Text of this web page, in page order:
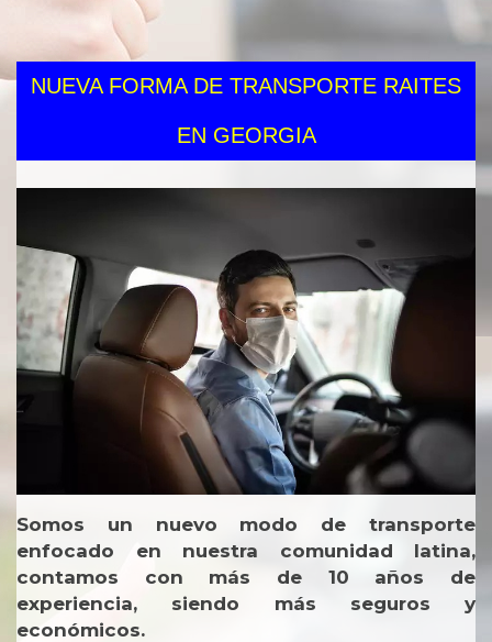
NUEVA FORMA DE TRANSPORTE RAITES
EN GEORGIA
Somos un nuevo modo de transporte
enfocado en nuestra comunidad latina,
contamos con más de 10 años de
experiencia, siendo más seguros y
económicos.